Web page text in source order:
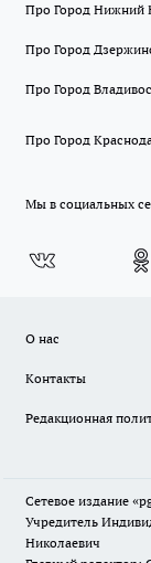
Про Город Нижний
Про Город
Про Город
Про Город
Мы в социальных
О нас
Контакты
Редакционная
Сетевое издание
Учредитель
Николаевич